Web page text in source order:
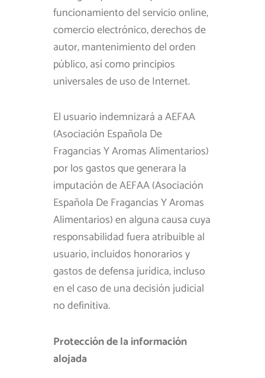
funcionamiento del servicio online,
comercio electrónico, derechos de
autor, mantenimiento del orden
público, así como principios
universales de uso de Internet.
El usuario indemnizará a AEFAA
(Asociación Española De
Fragancias Y Aromas Alimentarios)
por los gastos que generara la
imputación de AEFAA (Asociación
Española De Fragancias Y Aromas
Alimentarios) en alguna causa cuya
responsabilidad fuera atribuible al
usuario, incluidos honorarios y
gastos de defensa jurídica, incluso
en el caso de una decisión judicial
no definitiva.
Protección de la información
alojada